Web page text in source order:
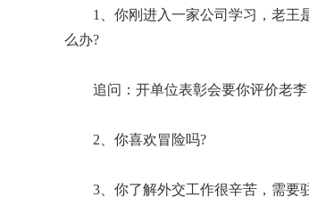
1、你刚进入一家公司学习，老王
么办?
追问：开单位表彰会要你评价老李
2、你喜欢冒险吗?
3、你了解外交工作很辛苦，需要